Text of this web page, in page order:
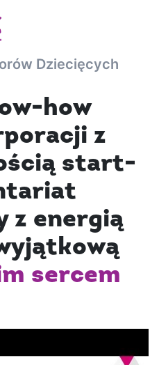
Dziecięcych
how
z
start-
z energią
sercem